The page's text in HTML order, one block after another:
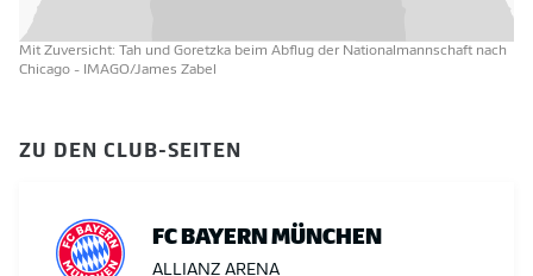
Mit Zuversicht: Tah und Goretzka beim Abflug der Nationalmannschaft nach
Chicago - IMAGO/James Zabel
ZU DEN CLUB-SEITEN
FC BAYERN MÜNCHEN
ALLIANZ ARENA